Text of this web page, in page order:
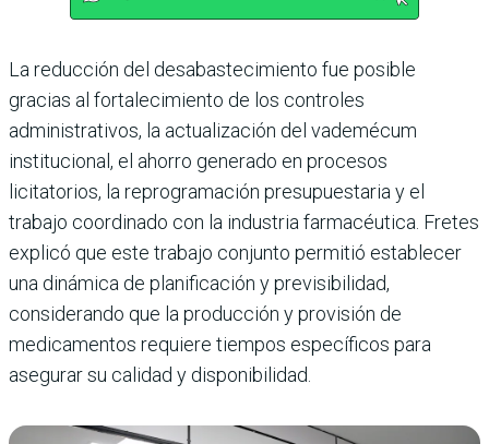
La reducción del desabastecimiento fue posible
gracias al fortalecimiento de los controles
administrativos, la actualización del vademécum
institucional, el ahorro generado en procesos
licitatorios, la reprogramación presupuestaria y el
trabajo coordinado con la industria farmacéutica. Fretes
explicó que este trabajo conjunto permitió establecer
una dinámica de planificación y previsibilidad,
considerando que la producción y provisión de
medicamentos requiere tiempos específicos para
asegurar su calidad y disponibilidad.